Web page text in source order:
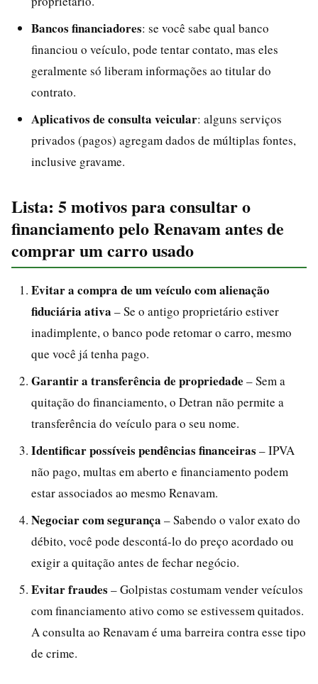
Bancos financiadores: se você sabe qual banco
financiou o veículo, pode tentar contato, mas eles
geralmente só liberam informações ao titular do
contrato.
Aplicativos de consulta veicular: alguns serviços
privados (pagos) agregam dados de múltiplas fontes,
inclusive gravame.
Lista: 5 motivos para consultar o
financiamento pelo Renavam antes de
comprar um carro usado
Evitar a compra de um veículo com alienação
fiduciária ativa – Se o antigo proprietário estiver
inadimplente, o banco pode retomar o carro, mesmo
que você já tenha pago.
Garantir a transferência de propriedade – Sem a
quitação do financiamento, o Detran não permite a
transferência do veículo para o seu nome.
Identificar possíveis pendências financeiras – IPVA
não pago, multas em aberto e financiamento podem
estar associados ao mesmo Renavam.
Negociar com segurança – Sabendo o valor exato do
débito, você pode descontá-lo do preço acordado ou
exigir a quitação antes de fechar negócio.
Evitar fraudes – Golpistas costumam vender veículos
com financiamento ativo como se estivessem quitados.
A consulta ao Renavam é uma barreira contra esse tipo
de crime.